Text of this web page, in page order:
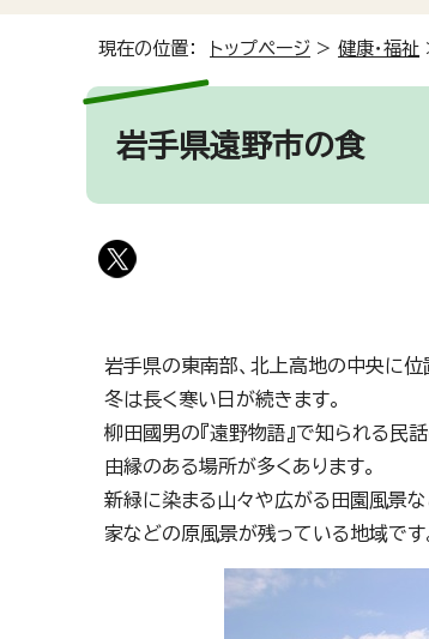
現在の位置： トップページ > 健康・福祉
岩手県遠野市の食
岩手県の東南部、北上高地の中央に位
冬は長く寒い日が続きます。
柳田國男の『遠野物語』で知られる民
由縁のある場所が多くあります。
新緑に染まる山々や広がる田園風景
家などの原風景が残っている地域です